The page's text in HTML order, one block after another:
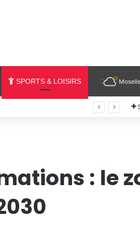
SPORTS & LOISIRS
: le